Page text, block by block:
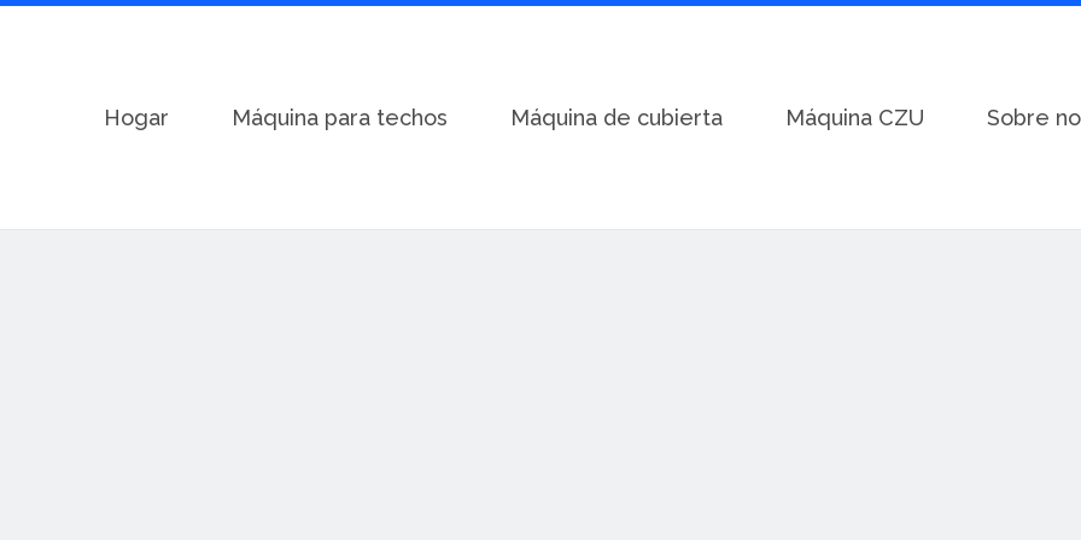
Hogar Máquina para techos Máquina de cubierta Máquina CZU Sobre